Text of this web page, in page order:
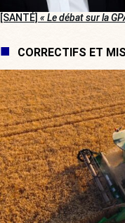
[SANTÉ] « Le débat sur la
CORRECTIFS ET